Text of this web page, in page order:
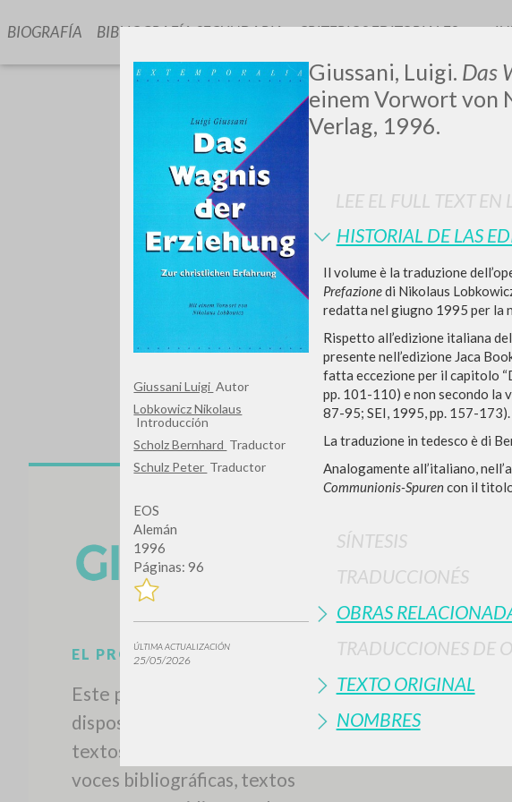
Giussani Luigi Autor
Lobkowicz Nikolaus
Introducción
Scholz Bernhard Traductor
Schulz Peter Traductor
EOS
Alemán
1996
Páginas: 96
ÚLTIMA ACTUALIZACIÓN
25/05/2026
Giussani, Luigi. Das
einem Vorwort von
Verlag, 1996.
LEE EL FULL TEXT
HISTORIAL DE LAS
Il volume è la traduzione
Prefazionedi Nikolaus
redatta nel giugno 1995 per la
Rispetto all’edizione italiana
presente nell’edizione Jaca
fatta eccezione per il capitolo
pp. 101-110) e non secondo la
87-95; SEI, 1995, pp. 157-173).
La traduzione in tedesco è di
Analogamente all’italiano,
Communionis-Spurencon il titolo
SÍNTESIS
TRADUCCIONÉS
OBRAS
TRADUCCIONES DE
TEXTO ORIGINAL
NOMBRES
BIOGRAFÍA BIBLIOGRAFÍA SECUNDARIA CRITERIOS EDITORIALES
¿Quieres resultados aún
0